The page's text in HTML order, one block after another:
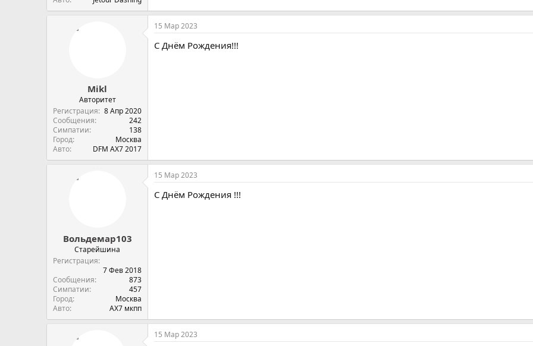
Mikl
Авторитет
Регистрация
8 Апр 2020
Сообщения
242
Симпатии
138
Город
Москва
Авто
DFM AX7 2017
15 Мар 2023
С Днём Рождения!!!
Вольдемар103
Старейшина
Регистрация
7 Фев 2018
Сообщения
873
Симпатии
457
Город
Москва
Авто
АХ7 мкпп
15 Мар 2023
С Днём Рождения !!!
15 Мар 2023